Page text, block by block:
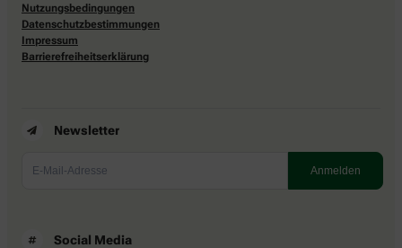
Nutzungsbedingungen
Datenschutzbestimmungen
Impressum
Barrierefreiheitserklärung
Newsletter
Social Media